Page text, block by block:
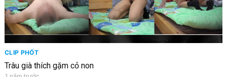
CLIP PHỐT
Trâu già thích gặm cỏ non